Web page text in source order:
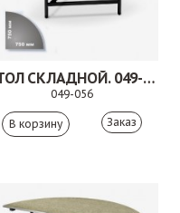
СТОЛ СКЛАДНОЙ. 049-056
049-056
Заказ